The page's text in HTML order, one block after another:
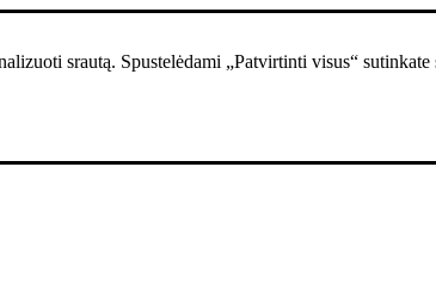
srautą. Spustelėdami „Patvirtinti visus“